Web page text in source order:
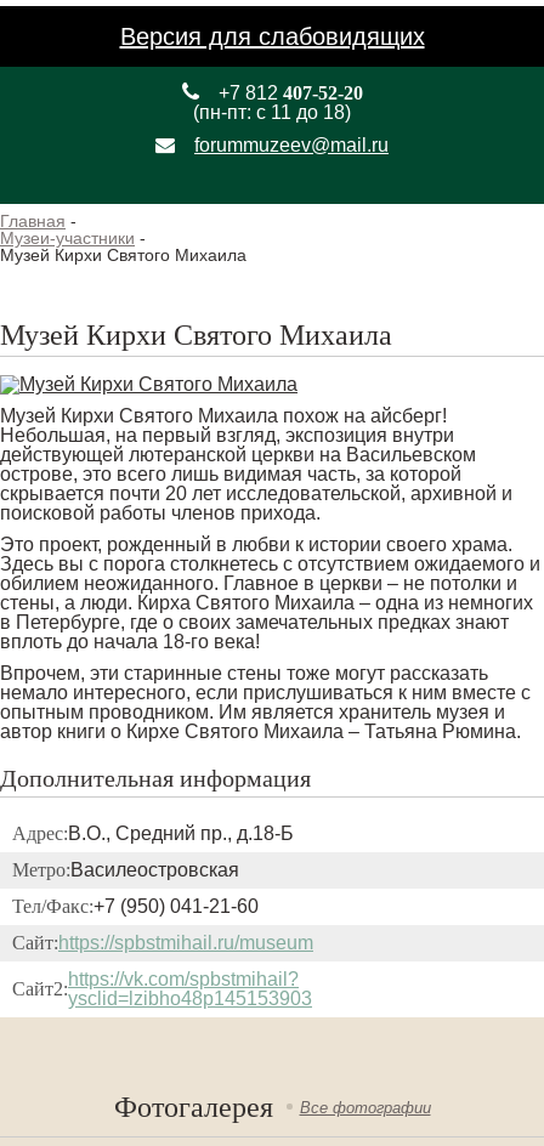
Версия для слабовидящих
+7 812 407-52-20
(пн-пт: с 11 до 18)
forummuzeev@mail.ru
Главная -
Музеи-участники -
Музей Кирхи Святого Михаила
Музей Кирхи Святого Михаила
Музей Кирхи Святого Михаила похож на айсберг!
Небольшая, на первый взгляд, экспозиция внутри
действующей лютеранской церкви на Васильевском
острове, это всего лишь видимая часть, за которой
скрывается почти 20 лет исследовательской, архивной и
поисковой работы членов прихода.
Это проект, рожденный в любви к истории своего храма.
Здесь вы с порога столкнетесь с отсутствием ожидаемого и
обилием неожиданного. Главное в церкви – не потолки и
стены, а люди. Кирха Святого Михаила – одна из немногих
в Петербурге, где о своих замечательных предках знают
вплоть до начала 18-го века!
Впрочем, эти старинные стены тоже могут рассказать
немало интересного, если прислушиваться к ним вместе с
опытным проводником. Им является хранитель музея и
автор книги о Кирхе Святого Михаила – Татьяна Рюмина.
Дополнительная информация
Адрес:В.О., Средний пр., д.18-Б
Метро:Василеостровская
Тел/Факс:+7 (950) 041-21-60
Сайт:https://spbstmihail.ru/museum
Сайт2:https://vk.com/spbstmihail?
ysclid=lzibho48p145153903
Фотогалерея Все фотографии